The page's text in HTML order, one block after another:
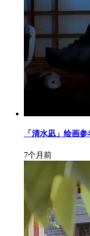
「清水凪」绘画
7个月前